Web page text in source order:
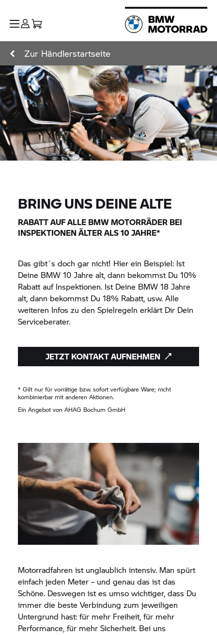
Zur Händlerstartseite
BRING UNS DEINE ALTE
RABATT AUF ALLE BMW MOTORRÄDER BEI
INSPEKTIONEN ÄLTER ALS 10 JAHRE*
Das gibt´s doch gar nicht! Hier ein Beispiel: Ist
Deine BMW 10 Jahre alt, dann bekommst Du 10%
Rabatt auf Inspektionen. Ist Deine BMW 18 Jahre
alt, dann bekommst Du 18% Rabatt, usw. Alle
weiteren Infos zu den Spielregeln erklärt Dir Dein
Serviceberater.
JETZT KONTAKT AUFNEHMEN
* Gilt nur für vorrätige bzw. sofort verfügbare Ware; nicht
kombinierbar mit anderen Aktionen.
Ein Angebot von AHAG Bochum GmbH
Motorradfahren ist unglaublich intensiv. Man spürt
einfach jeden Meter – und genau das ist das
Schöne. Deswegen ist es umso wichtiger, dass Du
immer die beste Verbindung zum jeweiligen
Untergrund hast: für mehr Freiheit, für mehr
Performance, für mehr Sicherheit. Bei uns